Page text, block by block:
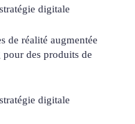
digitale
de réalité augmentée
des produits de
digitale